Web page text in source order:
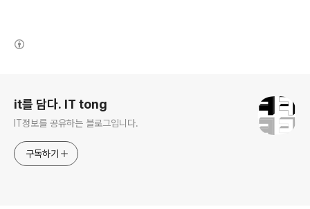
it를 담다. IT tong
IT정보를 공유하는 블로그입니다.
구독하기